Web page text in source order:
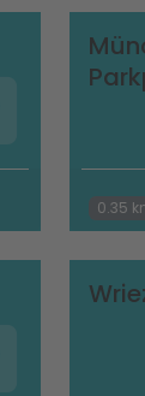
0.35